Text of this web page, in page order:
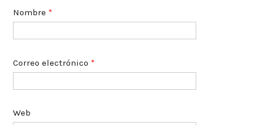
Nombre *
Correo electrónico *
Web